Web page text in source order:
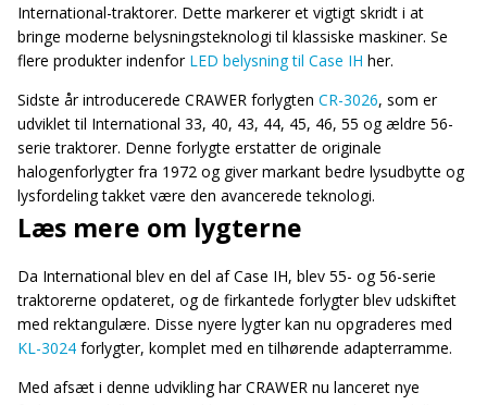
International-traktorer. Dette markerer et vigtigt skridt i at
bringe moderne belysningsteknologi til klassiske maskiner. Se
flere produkter indenfor LED belysning til Case IH her.
Sidste år introducerede CRAWER forlygten CR-3026, som er
udviklet til International 33, 40, 43, 44, 45, 46, 55 og ældre 56-
serie traktorer. Denne forlygte erstatter de originale
halogenforlygter fra 1972 og giver markant bedre lysudbytte og
lysfordeling takket være den avancerede teknologi.
Læs mere om lygterne
Da International blev en del af Case IH, blev 55- og 56-serie
traktorerne opdateret, og de firkantede forlygter blev udskiftet
med rektangulære. Disse nyere lygter kan nu opgraderes med
KL-3024 forlygter, komplet med en tilhørende adapterramme.
Med afsæt i denne udvikling har CRAWER nu lanceret nye